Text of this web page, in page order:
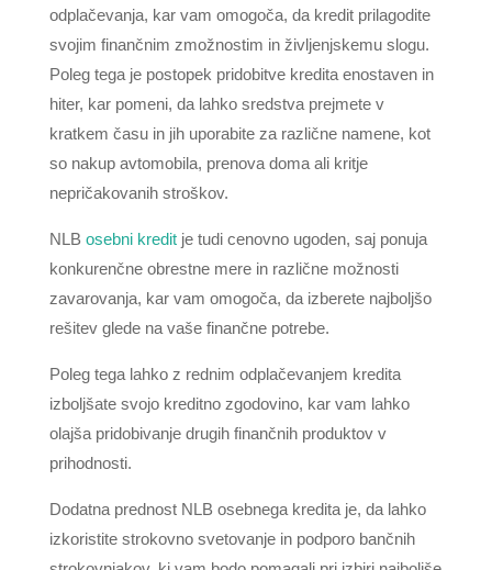
odplačevanja, kar vam omogoča, da kredit prilagodite
svojim finančnim zmožnostim in življenjskemu slogu.
Poleg tega je postopek pridobitve kredita enostaven in
hiter, kar pomeni, da lahko sredstva prejmete v
kratkem času in jih uporabite za različne namene, kot
so nakup avtomobila, prenova doma ali kritje
nepričakovanih stroškov.
NLB osebni kreditje tudi cenovno ugoden, saj ponuja
konkurenčne obrestne mere in različne možnosti
zavarovanja, kar vam omogoča, da izberete najboljšo
rešitev glede na vaše finančne potrebe.
Poleg tega lahko z rednim odplačevanjem kredita
izboljšate svojo kreditno zgodovino, kar vam lahko
olajša pridobivanje drugih finančnih produktov v
prihodnosti.
Dodatna prednost NLB osebnega kredita je, da lahko
izkoristite strokovno svetovanje in podporo bančnih